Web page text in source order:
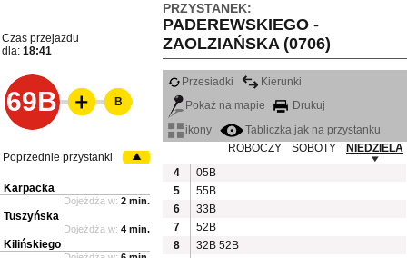
PRZYSTANEK:
PADEREWSKIEGO -
ZAOLZIAŃSKA (0706)
Czas przejazdu
dla: 18:41
69B
Przesiadki
Kierunki
Pokaż na mapie
Drukuj
ikony
Tabliczka jak na przystanku
ROBOCZY
SOBOTY
NIEDZIELA
4
05B
5
55B
6
33B
7
52B
8
32B 52B
B
Poprzednie przystanki
Karpacka
Dojeżdża w: 2 min.
Tuszyńska
Dojeżdża w: 4 min.
Kilińskiego